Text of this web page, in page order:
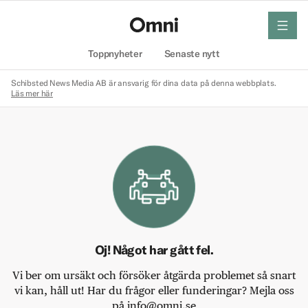
Toppnyheter Senaste nytt
meny
Schibsted News Media AB är ansvarig för dina data på denna webbplats.
Läs mer här
Oj! Något har gått fel.
Vi ber om ursäkt och försöker åtgärda problemet så snart
vi kan, håll ut! Har du frågor eller funderingar? Mejla oss